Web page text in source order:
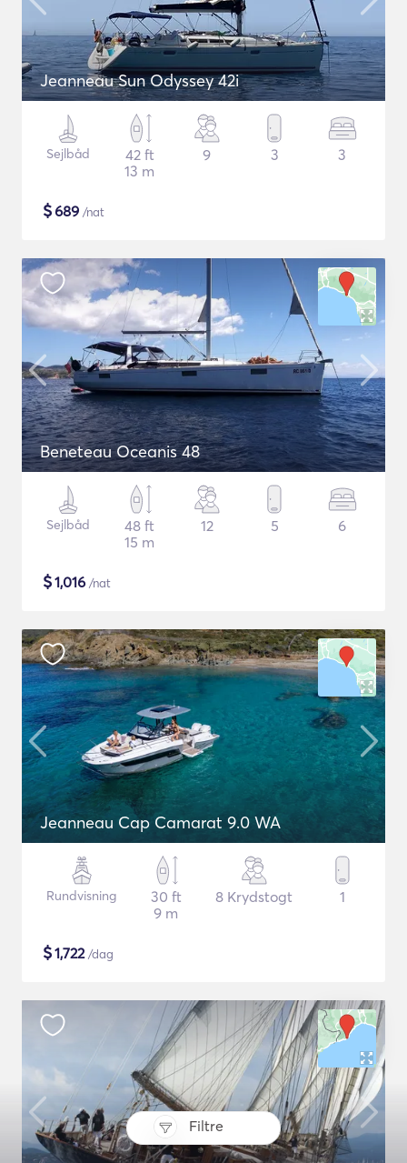
Filtre
Jeanneau Sun Odyssey 42i
Sejlbåd
42 ft
13 m
9 3 3
$689 /nat
Beneteau Oceanis 48
Sejlbåd
48 ft
15 m
12 5 6
$1,016 /nat
Jeanneau Cap Camarat 9.0 WA
Rundvisning
30 ft
9 m
8 Krydstogt 1
$1,722/dag